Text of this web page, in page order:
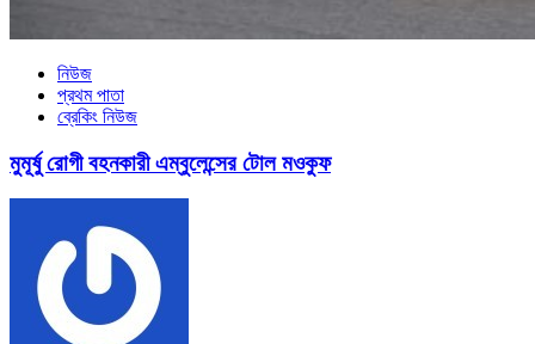
নিউজ
প্রথম পাতা
ব্রেকিং নিউজ
মুমূর্ষু রোগী বহনকারী এম্বুলেন্সের টোল মওকুফ